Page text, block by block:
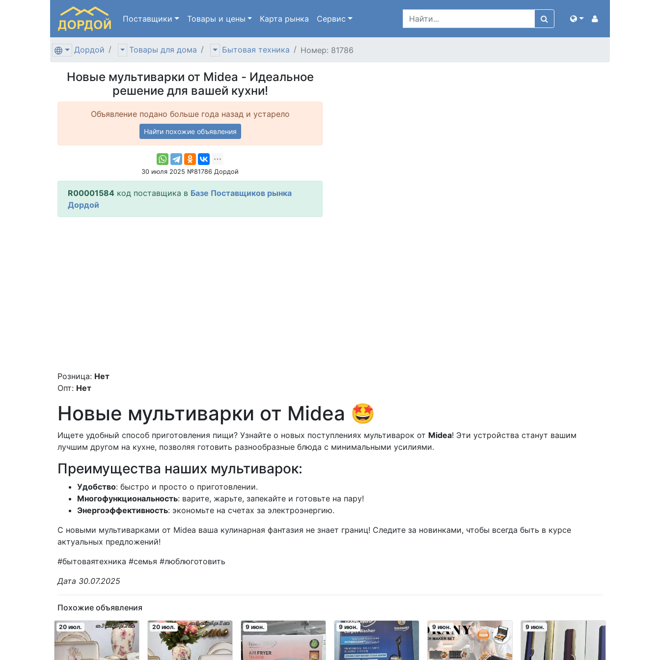
Поставщики Товары и цены Карта рынка Сервис
Дордой Товары для дома Бытовая техника Номер: 81786
Новые мультиварки от Midea - Идеальное
решение для вашей кухни!
Объявление подано больше года назад и устарело
Найти похожие объявления
30 июля 2025 №81786 Дордой
R00001584 код поставщика в Базе Поставщиков рынка
Дордой
Розница: Нет
Опт: Нет
Новые мультиварки от Midea 🤩
Ищете удобный способ приготовления пищи? Узнайте о новых поступлениях мультиварок от Midea! Эти устройства станут вашим
лучшим другом на кухне, позволяя готовить разнообразные блюда с минимальными усилиями.
Преимущества наших мультиварок:
Удобство: быстро и просто о приготовлении.
Многофункциональность: варите, жарьте, запекайте и готовьте на пару!
Энергоэффективность: экономьте на счетах за электроэнергию.
С новыми мультиварками от Midea ваша кулинарная фантазия не знает границ! Следите за новинками, чтобы всегда быть в курсе
актуальных предложений!
#бытоваятехника #семья #люблюготовить
Дата 30.07.2025
Похожие объявления
20 июл. 20 июл. 9 июн. 9 июн. 9 июн. 9 июн.